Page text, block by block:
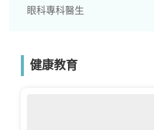
眼科專科醫生
健康教育